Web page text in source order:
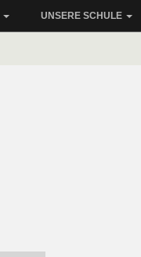
UNSERE SCHULE